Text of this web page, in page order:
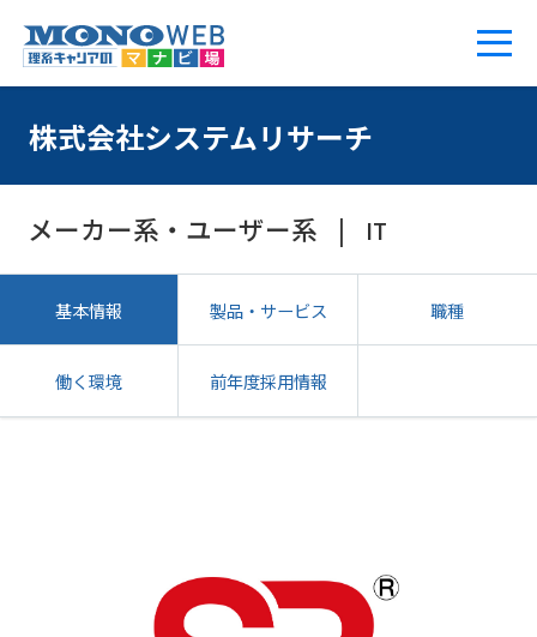
株式会社システムリサーチ
メーカー系・ユーザー系 IT
基本情報 製品・サービス 職種
働く環境 前年度採用情報